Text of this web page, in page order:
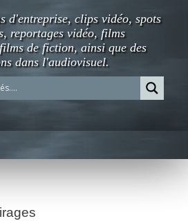
d'entreprise, clips vidéo, spots
reportages vidéo, films
de fiction, ainsi que des
dans l'audiovisuel.